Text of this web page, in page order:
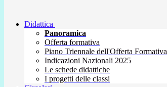
Didattica
Panoramica
Offerta formativa
Piano Triennale dell'Offerta Formativa
Indicazioni Nazionali 2025
Le schede didattiche
I progetti delle classi